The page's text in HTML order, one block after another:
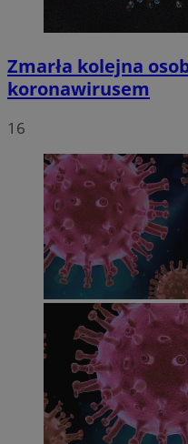
Zmarła kolejna
koronawirusem
16